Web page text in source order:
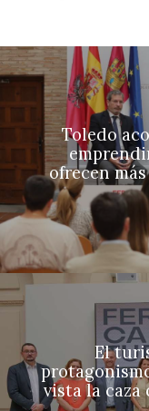
Toledo
ofrecen
El
vista la